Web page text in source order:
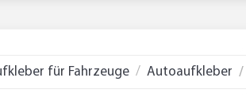
für Fahrzeuge Autoaufkleber